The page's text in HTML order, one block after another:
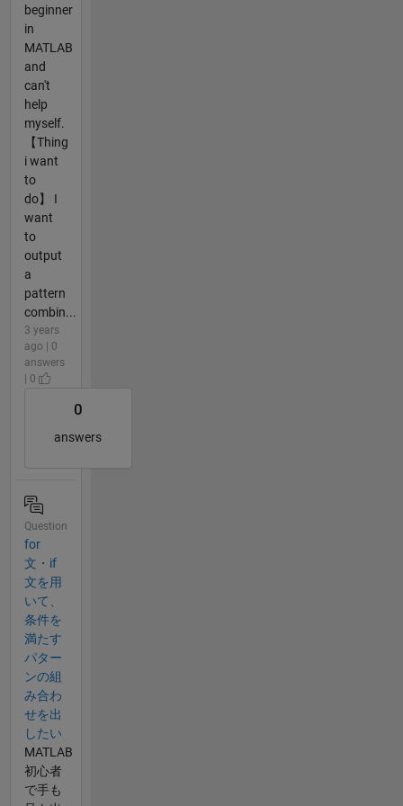
beginner
in
MATLAB
and
can't
help
myself.
【Thing
i want
to
do】 I
want
to
output
a
pattern
combin...
3 years
ago | 0
answers
| 0
0
answers
Question
for
文・if
文を用
いて、
条件を
満たす
パター
ンの組
み合わ
せを出
したい
MATLAB
初心者
で手も